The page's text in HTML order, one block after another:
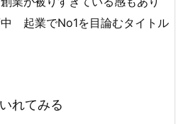
起業でNo1を目論むタイトル
れてみる